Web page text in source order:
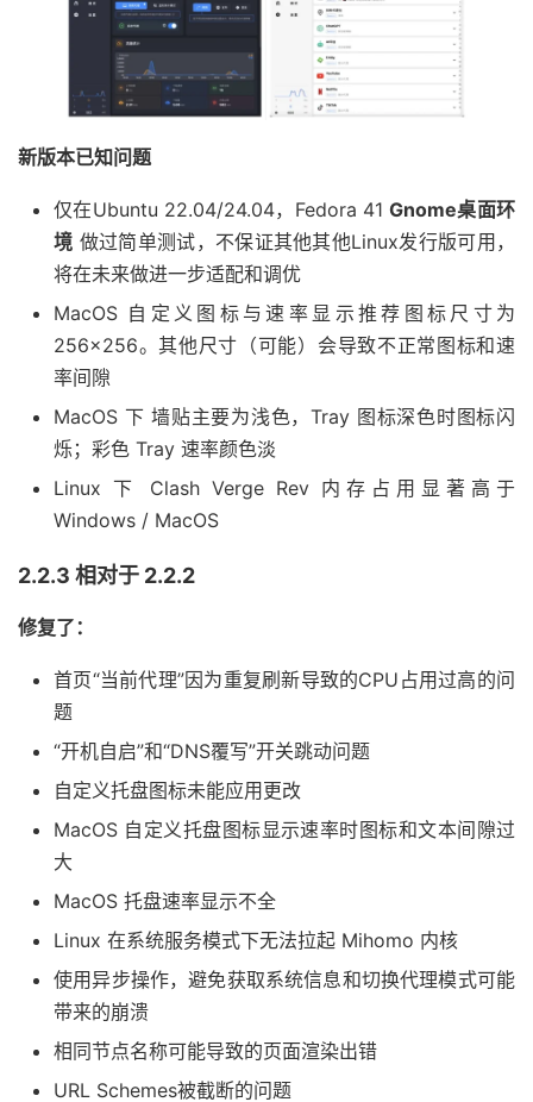
新版本已知问题
仅在Ubuntu 22.04/24.04，Fedora 41Gnome桌面环
境 做过简单测试，不保证其他其他Linux发行版可用，
将在未来做进一步适配和调优
MacOS 自定义图标与速率显示推荐图标尺寸为
256×256。其他尺寸（可能）会导致不正常图标和速
率间隙
MacOS 下 墙贴主要为浅色，Tray 图标深色时图标闪
烁；彩色 Tray 速率颜色淡
Linux 下 Clash Verge Rev 内存占用显著高于
Windows / MacOS
2.2.3 相对于 2.2.2
修复了：
首页“当前代理”因为重复刷新导致的CPU占用过高的问
题
“开机自启”和“DNS覆写”开关跳动问题
自定义托盘图标未能应用更改
MacOS 自定义托盘图标显示速率时图标和文本间隙过
大
MacOS 托盘速率显示不全
Linux 在系统服务模式下无法拉起 Mihomo 内核
使用异步操作，避免获取系统信息和切换代理模式可能
带来的崩溃
相同节点名称可能导致的页面渲染出错
URL Schemes被截断的问题